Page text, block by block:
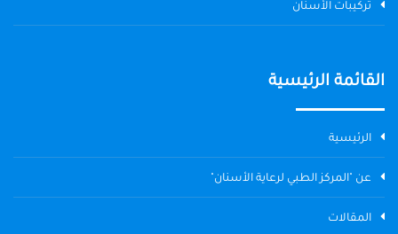
تركيبات الأسنان
القائمة الرئيسية
الرئيسية
عن "المركز الطبي لرعاية الأسنان"
المقالات